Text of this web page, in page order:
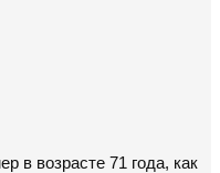
в возрасте 71 года, как